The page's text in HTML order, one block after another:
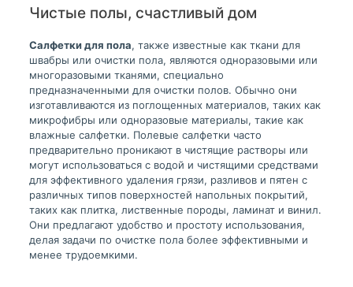
Чистые полы, счастливый дом
Салфетки для пола, также известные как ткани для
швабры или очистки пола, являются одноразовыми или
многоразовыми тканями, специально
предназначенными для очистки полов. Обычно они
изготавливаются из поглощенных материалов, таких как
микрофибры или одноразовые материалы, такие как
влажные салфетки. Полевые салфетки часто
предварительно проникают в чистящие растворы или
могут использоваться с водой и чистящими средствами
для эффективного удаления грязи, разливов и пятен с
различных типов поверхностей напольных покрытий,
таких как плитка, лиственные породы, ламинат и винил.
Они предлагают удобство и простоту использования,
делая задачи по очистке пола более эффективными и
менее трудоемкими.